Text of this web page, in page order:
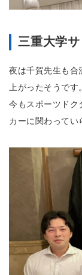
三重大学
夜は千賀先生も合
上がったそうです
今もスポーツドク
カーに関わってい